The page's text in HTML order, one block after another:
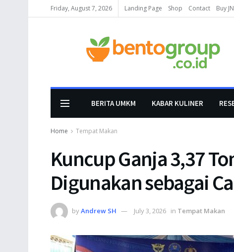
Friday, August 7, 2026 Landing Page Shop Contact Buy
BERITA UMKM KABAR KULINER
Home Tempat Makan
Kuncup Ganja 3,37
Digunakan sebagai
byAndrew SH July 3, 2026 in Tempat Makan